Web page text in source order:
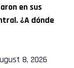
en sus
¿A dónde
8, 2026